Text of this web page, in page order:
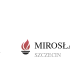
SZCZECIN